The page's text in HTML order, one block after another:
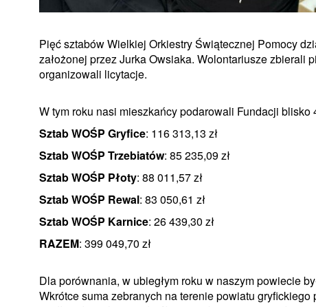
Pięć sztabów Wielkiej Orkiestry Świątecznej Pomocy
założonej przez Jurka Owsiaka. Wolontariusze zbierali
organizowali licytacje.
W tym roku nasi mieszkańcy podarowali Fundacji blisko
Sztab WOŚP Gryfice: 116 313,13 zł
Sztab WOŚP Trzebiatów: 85 235,09 zł
Sztab WOŚP Płoty: 88 011,57 zł
Sztab WOŚP Rewal: 83 050,61 zł
Sztab WOŚP Karnice: 26 439,30 zł
RAZEM: 399 049,70 zł
Dla porównania, w ubiegłym roku w naszym powiecie
Wkrótce suma zebranych na terenie powiatu